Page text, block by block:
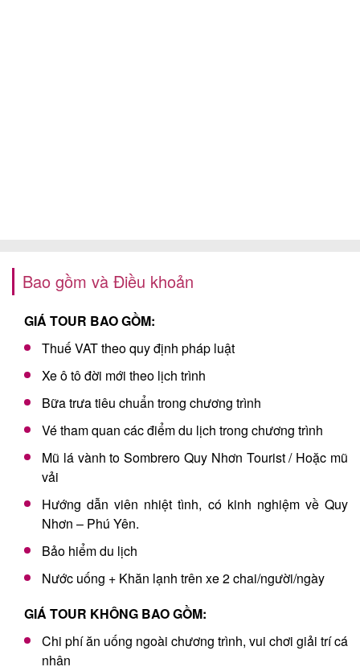
Bao gồm và Điều khoản
GIÁ TOUR BAO GỒM:
Thuế VAT theo quy định pháp luật
Xe ô tô đời mới theo lịch trình
Bữa trưa tiêu chuẩn trong chương trình
Vé tham quan các điểm du lịch trong chương trình
Mũ lá vành to Sombrero Quy Nhơn Tourist / Hoặc mũ
vải
Hướng dẫn viên nhiệt tình, có kinh nghiệm về Quy
Nhơn – Phú Yên.
Bảo hiểm du lịch
Nước uống + Khăn lạnh trên xe 2 chai/người/ngày
GIÁ TOUR KHÔNG BAO GỒM:
Chi phí ăn uống ngoài chương trình, vui chơi giải trí cá
nhân